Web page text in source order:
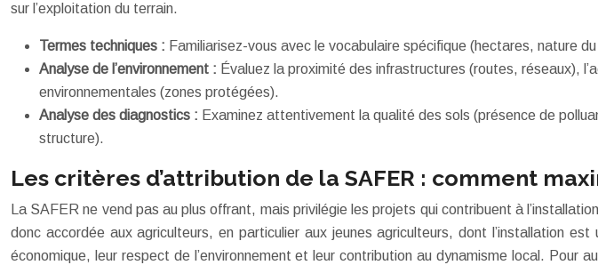
sur l’exploitation du terrain.
Termes techniques : Familiarisez-vous avec le vocabulaire spécifique (hectares, nature
Analyse de l’environnement : Évaluez la proximité des infrastructures (routes, réseaux),
environnementales (zones protégées).
Analyse des diagnostics : Examinez attentivement la qualité des sols (présence de
structure).
Les critères d’attribution de la SAFER : comment
La SAFER ne vend pas au plus offrant, mais privilégie les projets qui contribuent à
donc accordée aux agriculteurs, en particulier aux jeunes agriculteurs, dont l’installation
économique, leur respect de l’environnement et leur contribution au dynamisme local.